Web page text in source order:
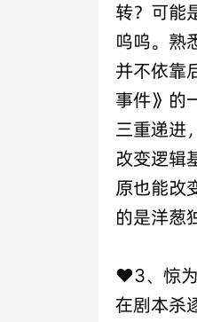
转？可能
呜呜。熟
并不依靠
事件》的
三重递进
改变逻辑
原也能改
的是洋葱
❤️3、惊
在剧本杀